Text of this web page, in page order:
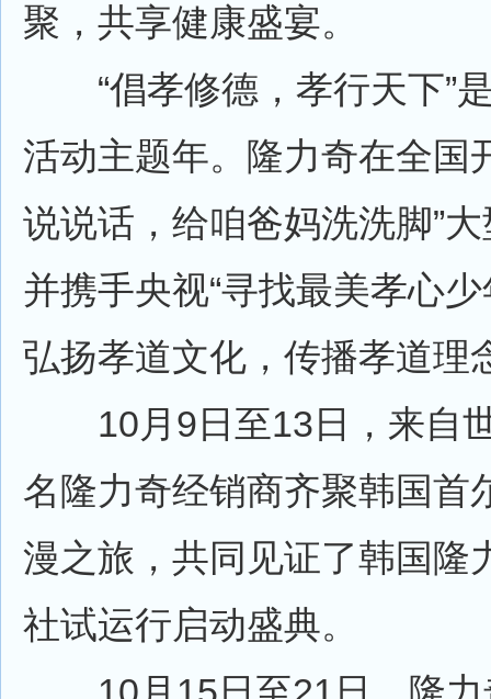
聚，共享健康盛宴。
“倡孝修德，孝行天下”
活动主题年。隆力奇在全国
说说话，给咱爸妈洗洗脚”
并携手央视“寻找最美孝心
弘扬孝道文化，传播孝道理
10月9日至13日，来自
名隆力奇经销商齐聚韩国首
漫之旅，共同见证了韩国隆
社试运行启动盛典。